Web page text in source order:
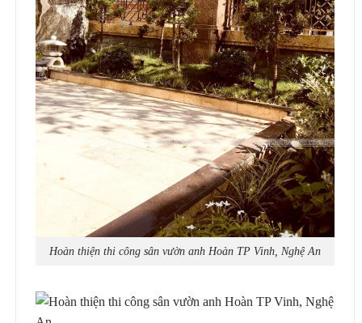
Hoàn thiện thi công sân vườn anh Hoàn TP Vinh, Nghệ An